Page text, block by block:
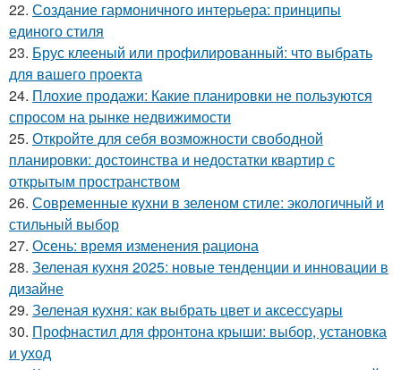
22. Создание гармоничного интерьера: принципы
единого стиля
23. Брус клееный или профилированный: что выбрать
для вашего проекта
24. Плохие продажи: Какие планировки не пользуются
спросом на рынке недвижимости
25. Откройте для себя возможности свободной
планировки: достоинства и недостатки квартир с
открытым пространством
26. Современные кухни в зеленом стиле: экологичный и
стильный выбор
27. Осень: время изменения рациона
28. Зеленая кухня 2025: новые тенденции и инновации в
дизайне
29. Зеленая кухня: как выбрать цвет и аксессуары
30. Профнастил для фронтона крыши: выбор, установка
и уход